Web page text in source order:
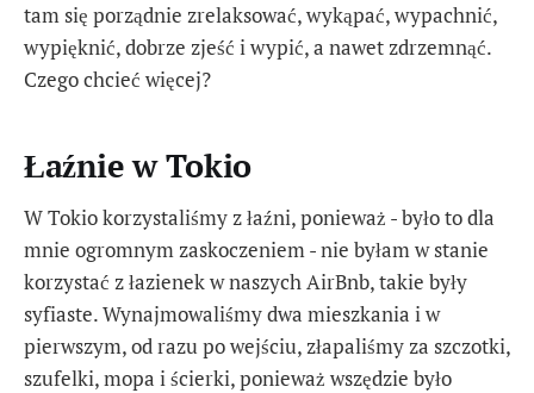
tam się porządnie zrelaksować, wykąpać, wypachnić,
wypięknić, dobrze zjeść i wypić, a nawet zdrzemnąć.
Czego chcieć więcej?
Łaźnie w Tokio
W Tokio korzystaliśmy z łaźni, ponieważ - było to dla
mnie ogromnym zaskoczeniem - nie byłam w stanie
korzystać z łazienek w naszych AirBnb, takie były
syfiaste. Wynajmowaliśmy dwa mieszkania i w
pierwszym, od razu po wejściu, złapaliśmy za szczotki,
szufelki, mopa i ścierki, ponieważ wszędzie było